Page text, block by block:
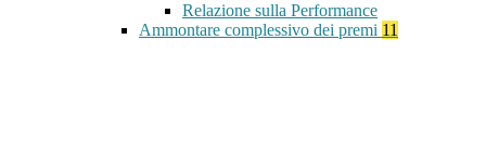
Relazione sulla Performance
Ammontare complessivo dei premi 11